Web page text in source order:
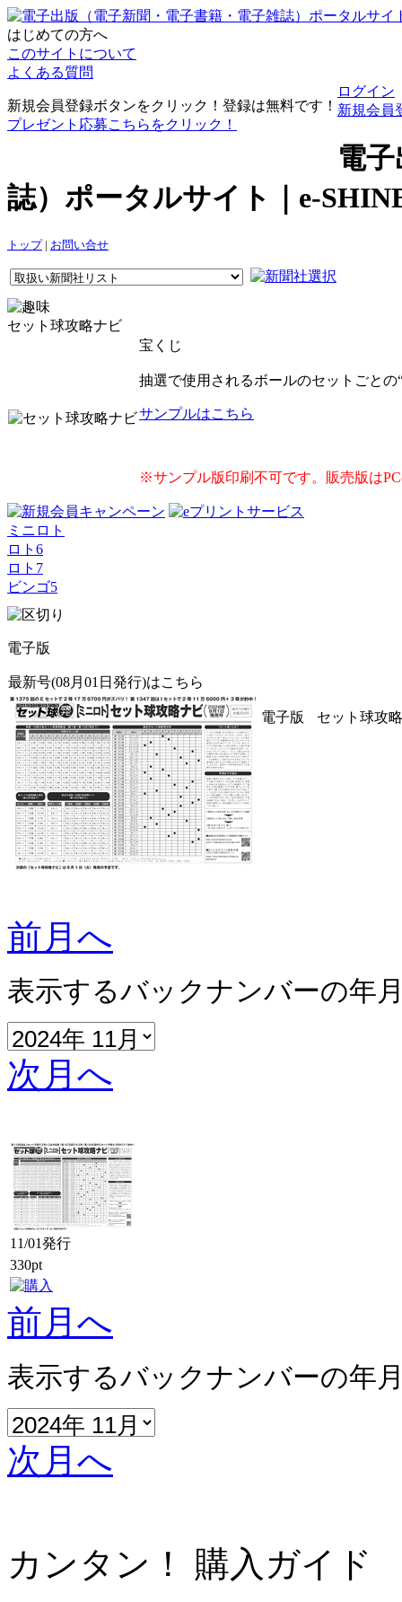
はじめての方へ
このサイトについて
よくある質問
新規会員登録ボタンをクリック！登録は無料です！
プレゼント応募こちらをクリック！
ログイン
新規会員
電
誌）ポータルサイト｜e-
トップ| お問い合せ
セット球攻略ナビ
宝くじ
抽選で使用されるボールのセットごと
サンプルはこちら
※サンプル版印刷不可です。販売版は
ミニロト
ロト6
ロト7
ビンゴ5
電子版
最新号(08月01日発行)はこちら
電子版 セット球攻
前月へ
表示するバックナンバーの年
次月へ
11/01発行
330pt
前月へ
表示するバックナンバーの年
次月へ
カンタン！ 購入ガイド